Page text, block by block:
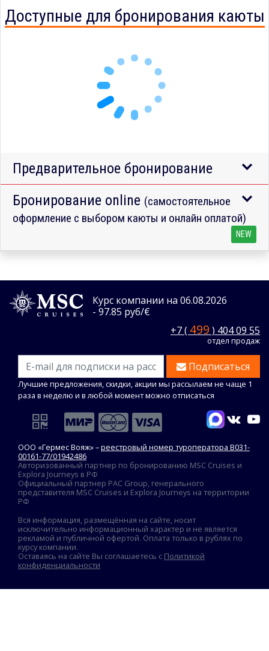
Доступные для бронирования каюты
Предварительное бронирование
Бронирование online (самостоятельное
оформление с выбором каюты и онлайн оплатой)
NEW
Курс компании на 06.08.2026
- 97.85 руб/€
+7 ( 499 ) 404 09 55
отдел продаж
Подписаться
Лучшие предложения, скидки, акции мы рассылаем не чаще 1
раза в неделю и в любой момент можно отписаться
ООО «Гермес Вояж» –реестровый номер туроператора В031-
00161-77/01942486
Авторизованный партнер по бронированию MSC Cruises и
Explora Journeys в РФ
Официальный партнер PAC Group, генерального
представителя MSC Cruises и Explora Journeys на территории
РФ
Вся информация, размещённая на сайте, носит
исключительно информационный характер и не является
рекламой и публичной офертой. Оплата только в рублях по
курсу компании.
Оставаясь на сайте Вы соглашаетесь с Политикой
конфиденциальности